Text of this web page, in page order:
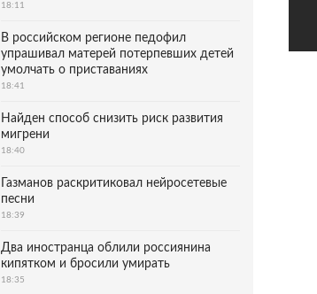
18:11
В российском регионе педофил
упрашивал матерей потерпевших детей
умолчать о приставаниях
18:41
Найден способ снизить риск развития
мигрени
18:40
Газманов раскритиковал нейросетевые
песни
18:39
Два иностранца облили россиянина
кипятком и бросили умирать
18:35